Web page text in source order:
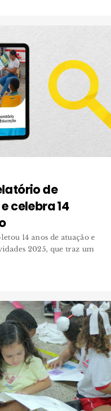
de
celebra 14
14 anos de atuação e
2025, que traz um